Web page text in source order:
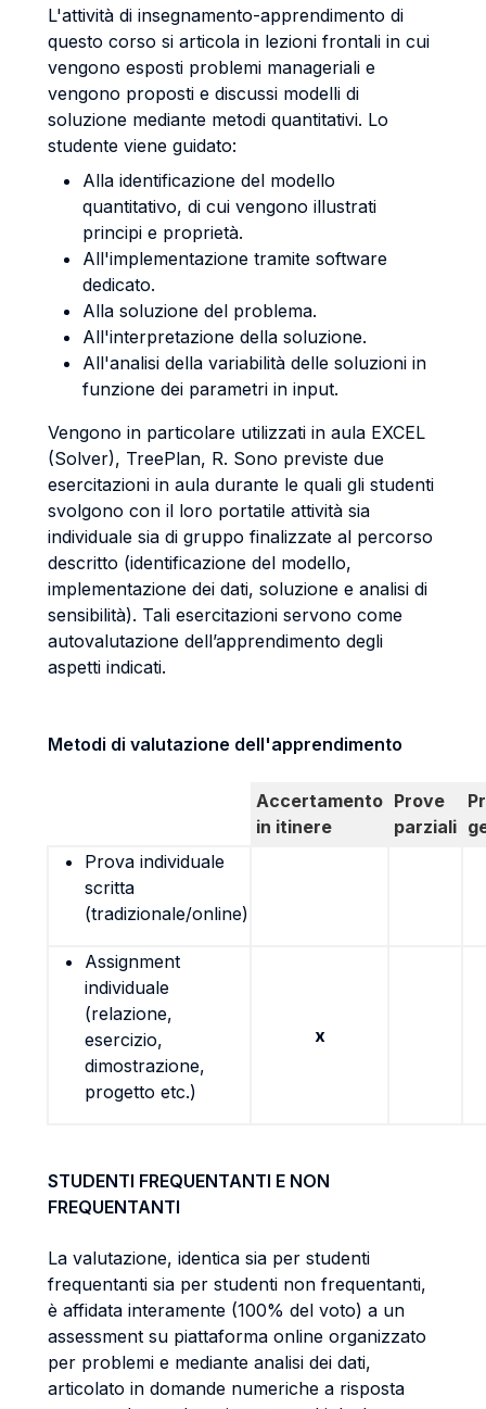
L'attività di insegnamento-apprendimento di
questo corso si articola in lezioni frontali in cui
vengono esposti problemi manageriali e
vengono proposti e discussi modelli di
soluzione mediante metodi quantitativi. Lo
studente viene guidato:
Alla identificazione del modello
quantitativo, di cui vengono illustrati
principi e proprietà.
All'implementazione tramite software
dedicato.
Alla soluzione del problema.
All'interpretazione della soluzione.
All'analisi della variabilità delle soluzioni in
funzione dei parametri in input.
Vengono in particolare utilizzati in aula EXCEL
(Solver), TreePlan, R. Sono previste due
esercitazioni in aula durante le quali gli studenti
svolgono con il loro portatile attività sia
individuale sia di gruppo finalizzate al percorso
descritto (identificazione del modello,
implementazione dei dati, soluzione e analisi di
sensibilità). Tali esercitazioni servono come
autovalutazione dell’apprendimento degli
aspetti indicati.
Metodi di valutazione dell'apprendimento
Accertamento
in itinere
Prove
parziali
Prova individuale
scritta
(tradizionale/online)
Assignment
individuale
(relazione,
esercizio,
dimostrazione,
progetto etc.)
x
STUDENTI FREQUENTANTI E NON
FREQUENTANTI
La valutazione, identica sia per studenti
frequentanti sia per studenti non frequentanti,
è affidata interamente (100% del voto) a un
assessment su piattaforma online organizzato
per problemi e mediante analisi dei dati,
articolato in domande numeriche a risposta